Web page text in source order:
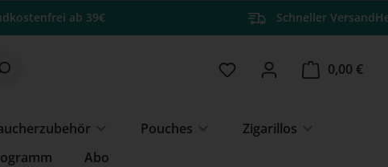
ab 39€ Schneller Versand
Du hast 0 Produkte auf
0,00 €
Pouches
Zigarillos
Abo